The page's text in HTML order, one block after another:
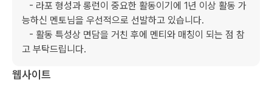
능하신 멘토님을 우선적으로 선발하고 있습니다.
고 부탁드립니다.
웹사이트